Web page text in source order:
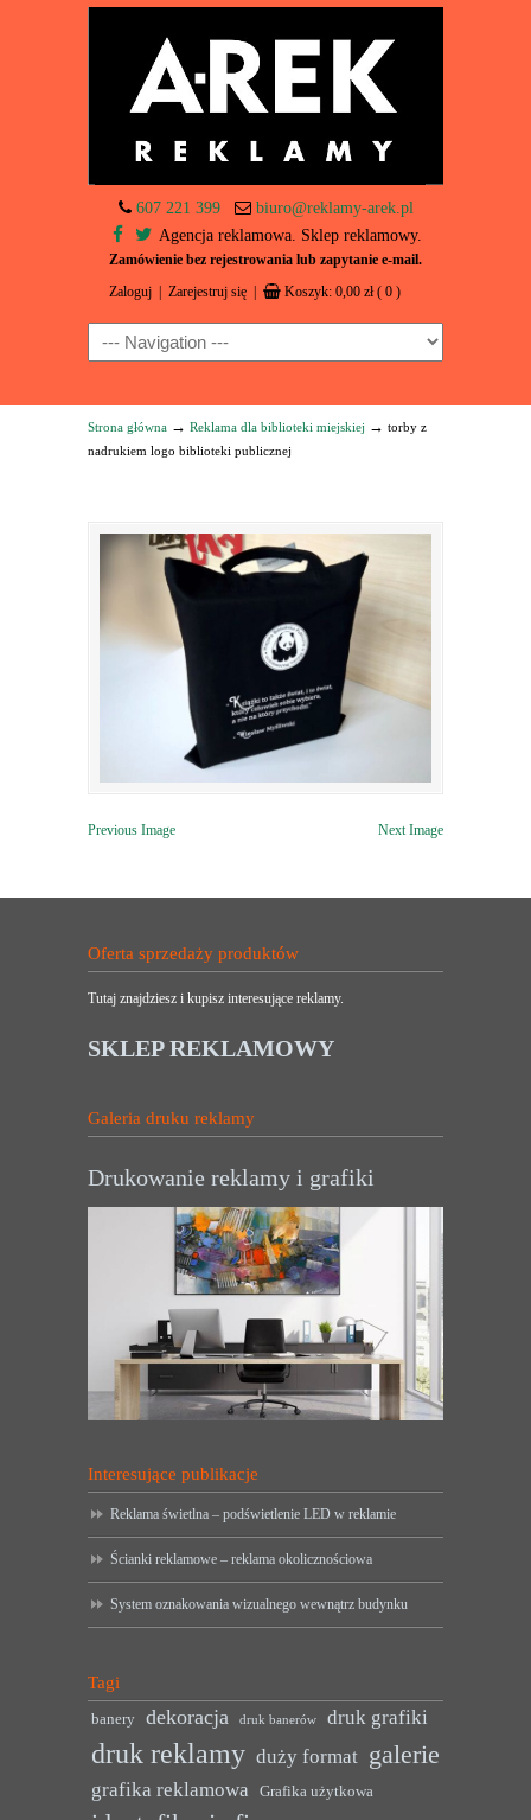
607 221 399
biuro@reklamy-arek.pl
Agencja reklamowa. Sklep reklamowy.
Zamówienie bez rejestrowania lub zapytanie e-mail.
Zaloguj Zarejestruj się Koszyk: 0,00 zł ( 0 )
Navigation
Strona główna → Reklama dla biblioteki miejskiej → torby z
nadrukiem logo biblioteki publicznej
Previous Image Next Image
Oferta sprzedaży produktów
Tutaj znajdziesz i kupisz interesujące reklamy.
SKLEP REKLAMOWY
Galeria druku reklamy
Drukowanie reklamy i grafiki
Interesujące publikacje
Reklama świetlna – podświetlenie LED w reklamie
Ścianki reklamowe – reklama okolicznościowa
System oznakowania wizualnego wewnątrz budynku
Tagi
banery dekoracja druk banerów druk grafiki
druk reklamy duży format galerie
grafika reklamowa Grafika użytkowa